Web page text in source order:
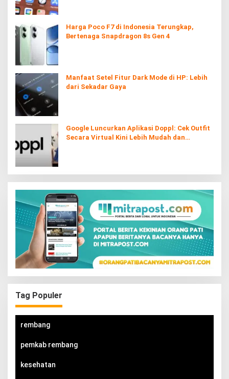
Harga Poco F7 di Indonesia Terungkap,
Bertenaga Snapdragon 8s Gen 4
Manfaat Setel Fitur Dark Mode di HP: Lebih
dari Sekadar Gaya
Google Luncurkan Aplikasi Doppl: Cek Outfit
Secara Virtual Kini Lebih Mudah dan
Tag Populer
rembang
pemkab rembang
kesehatan